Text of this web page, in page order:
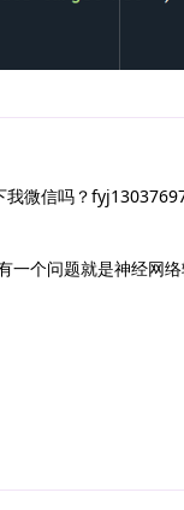
我微信吗？
一个问题就是神经网